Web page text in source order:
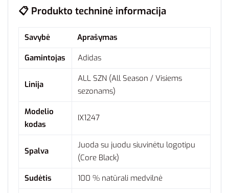
📋 Produkto techninė informacija
Savybė
Aprašymas
Gamintojas
Adidas
Linija
ALL SZN (All Season / Visiems
sezonams)
Modelio
kodas
IX1247
Spalva
Juoda su juodu siuvinėtu logotipu
(Core Black)
Sudėtis
100 % natūrali medvilnė